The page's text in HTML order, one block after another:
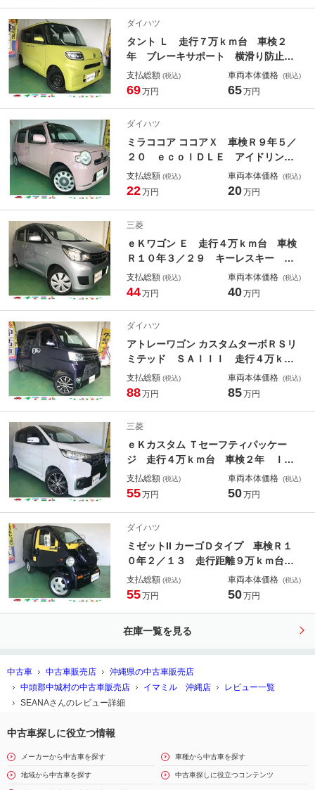
ＴＣ車載器
ダイハツ
タント Ｌ 走行７万ｋｍ台 車検２
年 ブレーキサポート 横滑り防止装
置 アイドリングストップ オートラ
イト ＬＥＤ ドラレコ Ｂカメラ
イッチ
支払総額 (税込)
69万円
車両本体価格 (税込)
65万円
ダイハツ
ミラココア ココアＸ 車検Ｒ９年５／
２０ ｅｃｏＩＤＬＥ アイドリング
ストップ スマートキー タッチキ
ー ヘッドライト光軸レベライザー
Ｘ チルト調整付き
支払総額 (税込)
22万円
車両本体価格 (税込)
20万円
三菱
ｅＫワゴン Ｅ 走行４万ｋｍ台 車検
Ｒ１０年３／２９ キーレスキー 電
格ミラー ヘッドライト光軸レベライ
ザー 横滑り防止 シートヒーター
ｏｏｔｈ
支払総額 (税込)
44万円
車両本体価格 (税込)
40万円
ダイハツ
アトレーワゴン カスタムターボＲＳリ
ミテッド ＳＡＩＩＩ 走行４万ｋｍ
台 ＩＣターボ 車検Ｒ８年１１／２
９ アイドリングストップ 片側電動
り防止装置 社外１４インチＡＷ キ
ーレスキー ＡＡＣ
支払総額 (税込)
88万円
車両本体価格 (税込)
85万円
三菱
ｅＫカスタム Ｔセーフティパッケー
ジ 走行４万ｋｍ台 車検２年 ＩＣ
ターボ Ｂカメラ 全周囲カメラ シ
ートヒーター ブレーキサポート 横
トライト オートマチックハイビーム
支払総額 (税込)
55万円
車両本体価格 (税込)
50万円
ダイハツ
ミゼットII カーゴＤタイプ 車検Ｒ１
０年２／１３ 走行距離９万ｋｍ台
原動機ＥＦ 型式Ｖ－Ｋ１００Ｃ
支払総額 (税込)
55万円
車両本体価格 (税込)
50万円
在庫一覧を見る
中古車 中古車販売店
沖縄県の中古車販売店
中頭郡中城村の中古車販売店
イマミル 沖縄店
レビュー一覧
SEANAさんのレビュー詳細
中古車探しに役立つ情報
メーカーから中古車を探す 車種から中古車を探す
地域から中古車を探す 中古車探しに役立つコンテンツ